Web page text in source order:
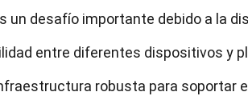
un desafío importante debido a la
entre diferentes dispositivos y
robusta para soportar